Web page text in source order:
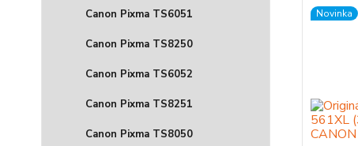
Canon Pixma TS6051
Canon Pixma TS8250
Canon Pixma TS6052
Canon Pixma TS8251
Canon Pixma TS8050
Novinka